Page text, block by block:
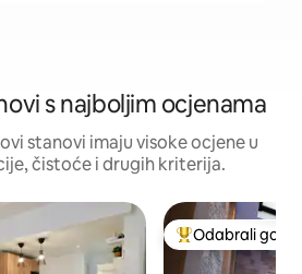
s najboljim ocjenama
stanovi imaju visoke ocjene u
čistoće i drugih kriterija.
Među najviše
Odabrali gosti